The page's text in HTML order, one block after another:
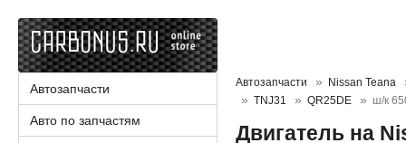
Автозапчасти
Nissan Teana
TNJ31
QR25DE ш/к
Двигатель на
Автозапчасти
Авто по запчастям